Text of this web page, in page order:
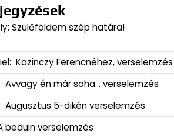
Szülőföldem szép határa!
Kazinczy Ferencnéhez, verselemzés
Avvagy én már soha… verselemzés
Augusztus 5-dikén verselemzés
beduin verselemzés